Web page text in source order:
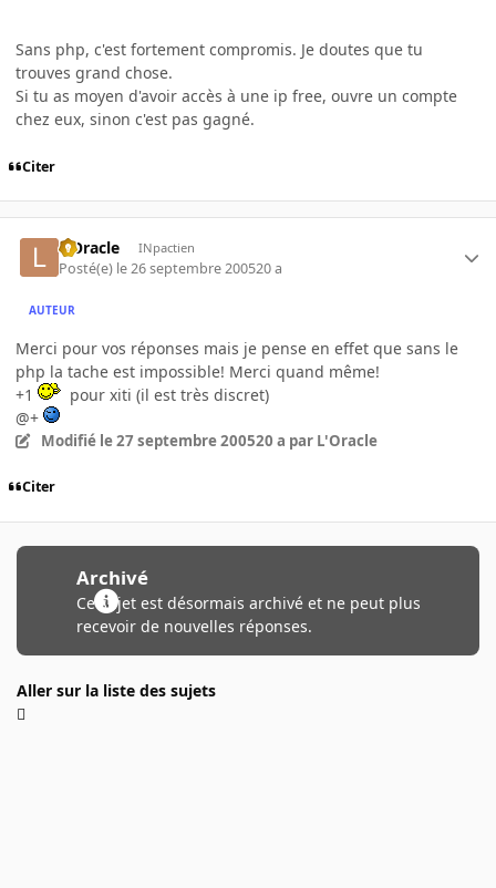
Sans php, c'est fortement compromis. Je doutes que tu
trouves grand chose.
Si tu as moyen d'avoir accès à une ip free, ouvre un compte
chez eux, sinon c'est pas gagné.
Citer
L'Oracle INpactien
Posté(e) le 26 septembre 200520 a
AUTEUR
Merci pour vos réponses mais je pense en effet que sans le
php la tache est impossible! Merci quand même!
+1
pour xiti (il est très discret)
@+
Modifié le 27 septembre 200520 a par L'Oracle
Citer
Archivé
Ce sujet est désormais archivé et ne peut plus
recevoir de nouvelles réponses.
Aller sur la liste des sujets